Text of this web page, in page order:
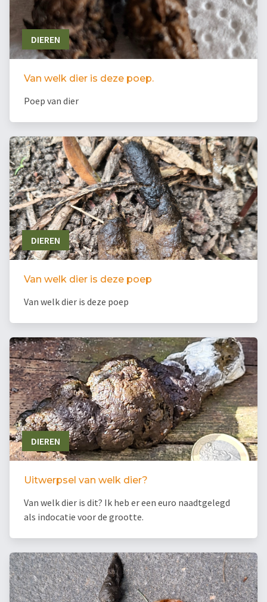
DIEREN
Van welk dier is deze poep.
Poep van dier
DIEREN
Van welk dier is deze poep
Van welk dier is deze poep
DIEREN
Uitwerpsel van welk dier?
Van welk dier is dit? Ik heb er een euro naadtgelegd
als indocatie voor de grootte.